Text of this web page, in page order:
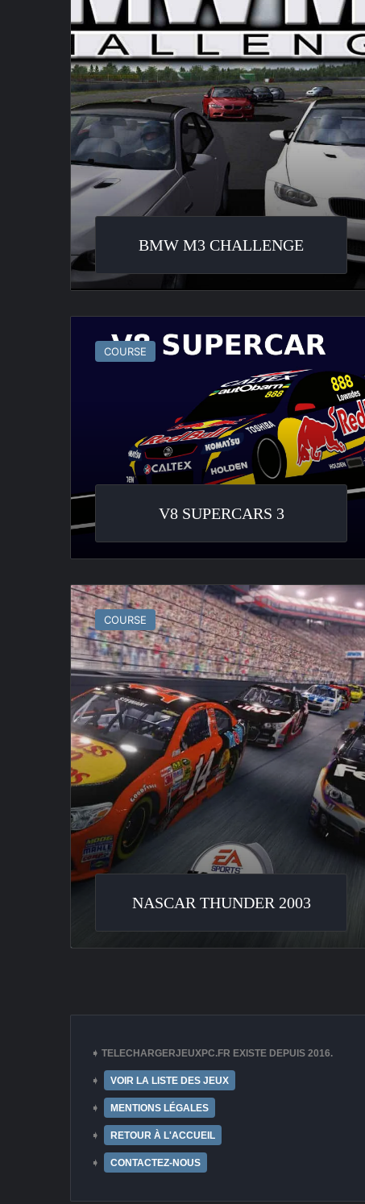
BMW M3 CHALLENGE
Supercars
COURSE
V8 SUPERCARS 3
NASCAR
Thunder
2003
COURSE
NASCAR THUNDER 2003
➧ TELECHARGERJEUXPC.FR EXISTE DEPUIS 2016.
➧ VOIR LA LISTE DES JEUX
➧ MENTIONS LÉGALES
➧ RETOUR À L'ACCUEIL
➧ CONTACTEZ-NOUS